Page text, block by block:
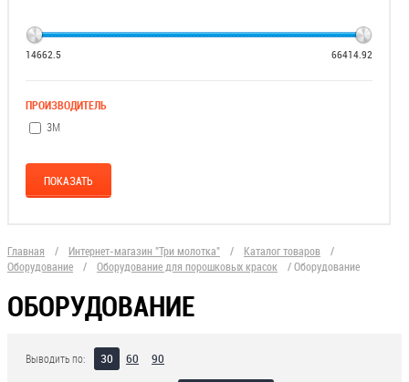
14662.5 66414.92
ПРОИЗВОДИТЕЛЬ
3М
Главная / Интернет-магазин "Три молотка" / Каталог товаров
/
Оборудование
/ Оборудование для порошковых красок /Оборудование
ОБОРУДОВАНИЕ
Выводить по: 30 60 90